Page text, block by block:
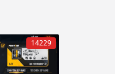
14229